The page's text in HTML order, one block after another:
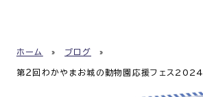
ホーム » ブログ »
第２回わかやまお城の動物園応援フェス2024